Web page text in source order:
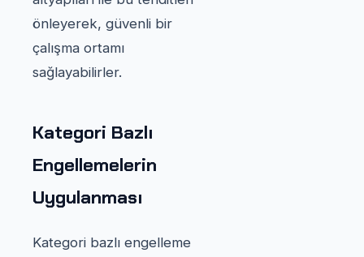
önleyerek, güvenli bir
çalışma ortamı
sağlayabilirler.
Kategori Bazlı
Engellemelerin
Uygulanması
Kategori bazlı engelleme